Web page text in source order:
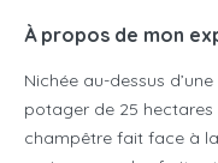
À propos de mon
Nichée au-dessus
potager de 25 hectares
champêtre fait face à